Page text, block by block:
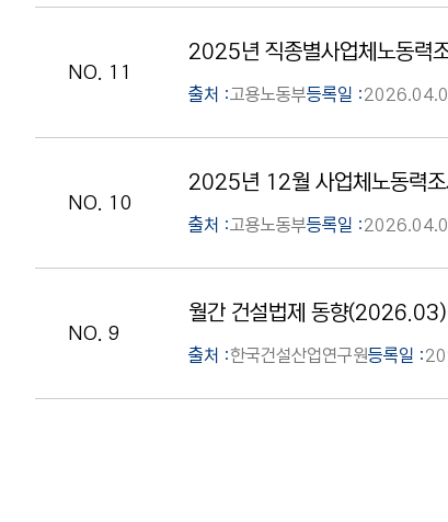
NO. 11
2025년 직종별사업체노동력
출처 :고용노동부등록일 :
NO. 10
2025년 12월 사업체노동력조
출처 :고용노동부등록일 :
NO. 9
월간 건설법제 동향(2026.03)
출처 :한국건설산업연구원등록일 :